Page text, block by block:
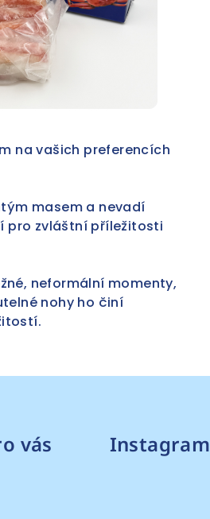
na vašich preferencích
masem a nevadí
pro zvláštní příležitosti
neformální momenty,
nohy ho činí
vás Instagram